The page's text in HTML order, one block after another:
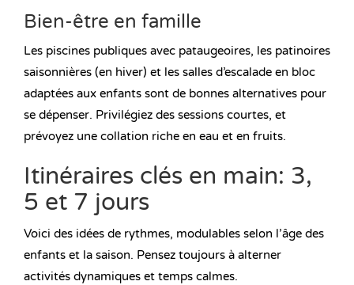
Bien-être en famille
Les piscines publiques avec pataugeoires, les patinoires
saisonnières (en hiver) et les salles d’escalade en bloc
adaptées aux enfants sont de bonnes alternatives pour
se dépenser. Privilégiez des sessions courtes, et
prévoyez une collation riche en eau et en fruits.
Itinéraires clés en main: 3,
5 et 7 jours
Voici des idées de rythmes, modulables selon l’âge des
enfants et la saison. Pensez toujours à alterner
activités dynamiques et temps calmes.